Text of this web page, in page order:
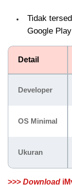
Tidak
Google
Detail
Developer
OS Minimal
Ukuran
>>> Download